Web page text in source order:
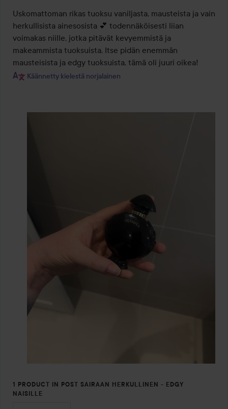
Uskomattoman rikas tuoksu vaniljasta, mausteista ja vain
herkullisista ainesosista 💕 todennäköisesti liian
voimakas niille, jotka pitävät kevyemmistä ja
makeammista tuoksuista. Itse pidän enemmän
mausteisista ja edgy tuoksuista, tämä oli juuri oikea!
Käännetty kielestä norjalainen
1 PRODUCT IN POST SAIRAAN HERKULLINEN - EDGY
NAISILLE